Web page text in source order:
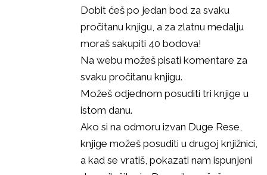
Dobit ćeš po jedan bod za svaku
pročitanu knjigu, a za zlatnu medalju
moraš sakupiti 40 bodova!
Na webu možeš pisati komentare za
svaku pročitanu knjigu.
Možeš odjednom posuditi tri knjige u
istom danu.
Ako si na odmoru izvan Duge Rese,
knjige možeš posuditi u drugoj knjižnici,
a kad se vratiš, pokazati nam ispunjeni